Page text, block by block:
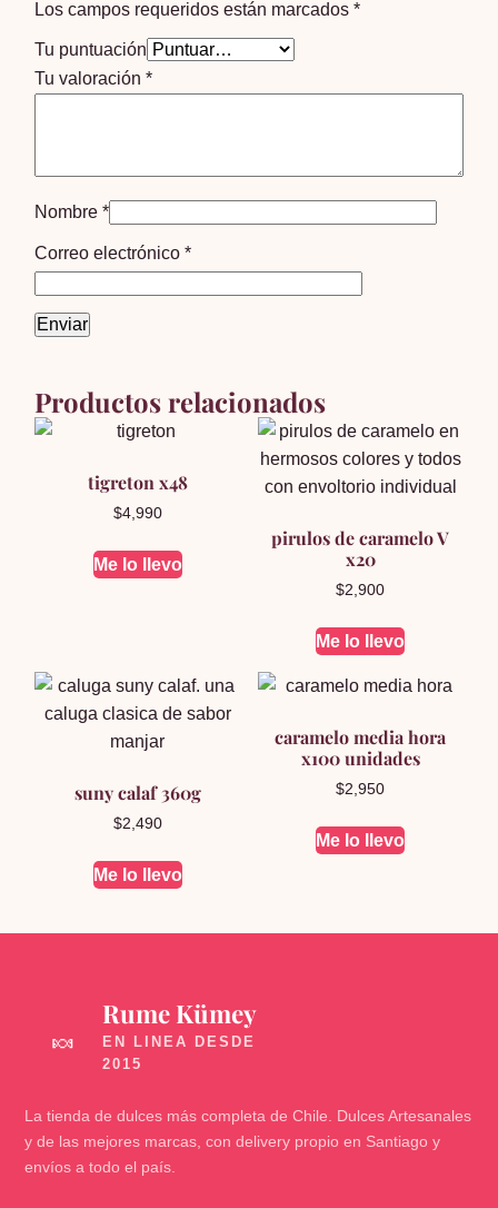
Los campos requeridos están marcados*
Tu puntuación
Tu valoración*
Nombre*
Correo electrónico*
Productos relacionados
tigreton x48
$4,990
Me lo llevo
pirulos de caramelo V
x20
$2,900
Me lo llevo
suny calaf 360g
$2,490
Me lo llevo
caramelo media hora
x100 unidades
$2,950
Me lo llevo
🍬
Rume Kümey
La tienda de dulces más completa de Chile. Dulces Artesanales
y de las mejores marcas, con delivery propio en Santiago y
envíos a todo el país.